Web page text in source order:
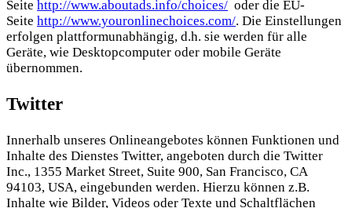
Seite http://www.aboutads.info/choices/ oder die EU-
Seite http://www.youronlinechoices.com/. Die Einstellungen
erfolgen plattformunabhängig, d.h. sie werden für alle
Geräte, wie Desktopcomputer oder mobile Geräte
übernommen.
Twitter
Innerhalb unseres Onlineangebotes können Funktionen und
Inhalte des Dienstes Twitter, angeboten durch die Twitter
Inc., 1355 Market Street, Suite 900, San Francisco, CA
94103, USA, eingebunden werden. Hierzu können z.B.
Inhalte wie Bilder, Videos oder Texte und Schaltflächen